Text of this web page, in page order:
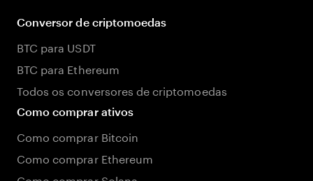
Conversor de criptomoedas
BTC para USDT
BTC para Ethereum
Todos os conversores de criptomoedas
Como comprar ativos
Como comprar Bitcoin
Como comprar Ethereum